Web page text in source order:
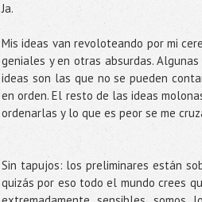
Ja.
Mis ideas van revoloteando por mi
geniales y en otras absurdas.
ideas son las que no se pueden
en orden. El resto de las ideas
ordenarlas y lo que es peor se me
Sin tapujos: los preliminares están
quizás por eso todo el mundo crees